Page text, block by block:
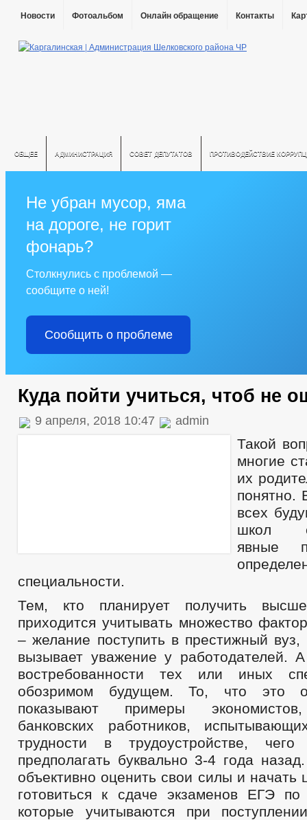
Новости Фотоальбом Онлайн обращение Контакты
ОБЩЕЕ АДМИНИСТРАЦИЯ СОВЕТ ДЕПУТАТОВ ПРОТИВОДЕЙСТВИЕ
Не убран мусор, яма
на дороге, не горит
фонарь?
Столкнулись с проблемой —
сообщите о ней!
Сообщить о проблеме
Куда пойти учиться, чтоб не
9 апреля, 2018 10:47 admin
Такой
многие
их
понятно.
всех
школ
явные
специальности.
Тем, кто планирует получить
приходится учитывать множество
– желание поступить в престижный вуз,
вызывает уважение у работодателей.
востребованности тех или иных
обозримом будущем. То, что это
показывают примеры
банковских работников,
трудности в трудоустройстве,
предполагать буквально 3-4 года
объективно оценить свои силы и начать
готовиться к сдаче экзаменов ЕГЭ
которые учитываются при